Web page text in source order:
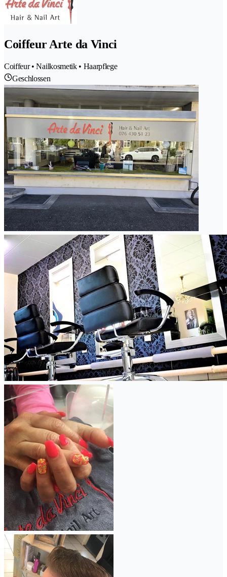
Coiffeur Arte da Vinci
Coiffeur • Nailkosmetik • Haarpflege
Geschlossen